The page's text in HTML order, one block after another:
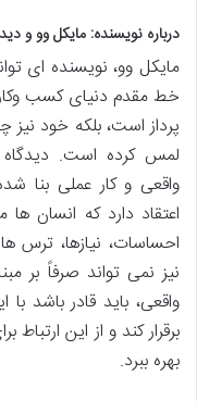
درباره نویسنده: مایکل وو و
مایکل وو، نویسنده ای
خط مقدم دنیای کسب
پرداز است، بلکه خود
لمس کرده است. دیدگاه
واقعی و کار عملی بنا
اعتقاد دارد که انسان
احساسات، نیازها، ترس
نیز نمی تواند صرفاً بر
واقعی، باید قادر باشد
برقرار کند و از این
بهره ببرد.